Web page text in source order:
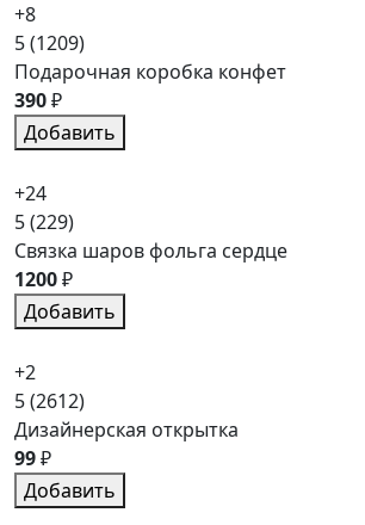
+8
5(1209)
Подарочная коробка конфет
390₽
Добавить
+24
5(229)
Связка шаров фольга сердце
1200₽
Добавить
+2
5(2612)
Дизайнерская открытка
99₽
Добавить